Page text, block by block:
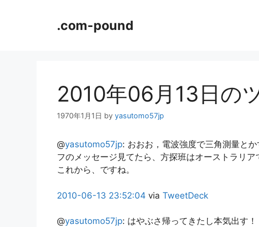
.com-pound
2010年06月13日の
1970年1月1日 by yasutomo57jp
@yasutomo57jp: おおお，電波強度で三角測量と
フのメッセージ見てたら、方探班はオーストラリア
これから、ですね。
2010-06-13 23:52:04 via TweetDeck
@yasutomo57jp: はやぶさ帰ってきたし本気出す